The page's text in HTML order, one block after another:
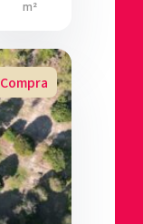
m²
Compra